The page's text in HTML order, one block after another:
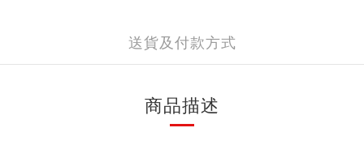
送貨及付款方式
商品描述